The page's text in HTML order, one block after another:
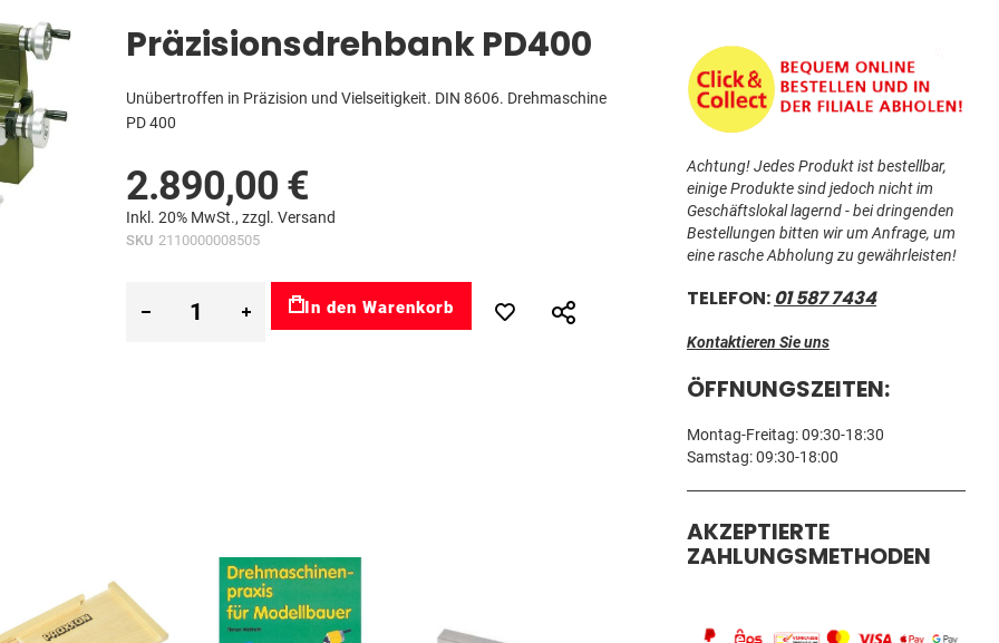
Präzisionsdrehbank PD400
Unübertroffen in Präzision und Vielseitigkeit. DIN 8606. Drehmaschine
PD 400
2.890,00 €
Inkl. 20% MwSt., zzgl.Versand
SKU 2110000008505
In den Warenkorb
Achtung! Jedes Produkt ist bestellbar,
einige Produkte sind jedoch nicht im
Geschäftslokal lagernd - bei dringenden
Bestellungen bitten wir um Anfrage, um
eine rasche Abholung zu gewährleisten!
TELEFON:01 587 7434
Kontaktieren Sie uns
ÖFFNUNGSZEITEN:
Montag-Freitag: 09:30-18:30
Samstag: 09:30-18:00
AKZEPTIERTE
ZAHLUNGSMETHODEN